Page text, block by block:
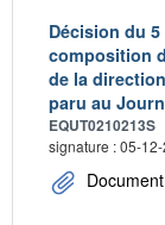
Décision du
composition
de la
paru au
EQUT0210213S
signature : 05-